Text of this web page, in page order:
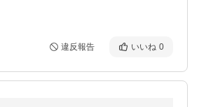
違反報告 いいね 0